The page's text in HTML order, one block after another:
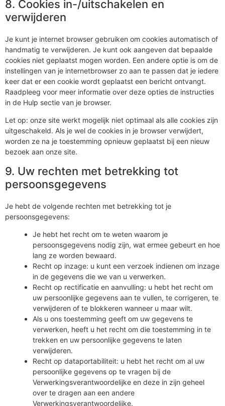
8. Cookies in-/uitschakelen en
verwijderen
Je kunt je internet browser gebruiken om cookies automatisch of
handmatig te verwijderen. Je kunt ook aangeven dat bepaalde
cookies niet geplaatst mogen worden. Een andere optie is om de
instellingen van je internetbrowser zo aan te passen dat je iedere
keer dat er een cookie wordt geplaatst een bericht ontvangt.
Raadpleeg voor meer informatie over deze opties de instructies
in de Hulp sectie van je browser.
Let op: onze site werkt mogelijk niet optimaal als alle cookies zijn
uitgeschakeld. Als je wel de cookies in je browser verwijdert,
worden ze na je toestemming opnieuw geplaatst bij een nieuw
bezoek aan onze site.
9. Uw rechten met betrekking tot
persoonsgegevens
Je hebt de volgende rechten met betrekking tot je
persoonsgegevens:
Je hebt het recht om te weten waarom je
persoonsgegevens nodig zijn, wat ermee gebeurt en hoe
lang ze worden bewaard.
Recht op inzage: u kunt een verzoek indienen om inzage
in de gegevens die we van u verwerken.
Recht op rectificatie en aanvulling: u hebt het recht om
uw persoonlijke gegevens aan te vullen, te corrigeren, te
verwijderen of te blokkeren wanneer u maar wilt.
Als u ons toestemming geeft om uw gegevens te
verwerken, heeft u het recht om die toestemming in te
trekken en uw persoonlijke gegevens te laten
verwijderen.
Recht op dataportabiliteit: u hebt het recht om al uw
persoonlijke gegevens op te vragen bij de
Verwerkingsverantwoordelijke en deze in zijn geheel
over te dragen aan een andere
Verwerkingsverantwoordelijke.